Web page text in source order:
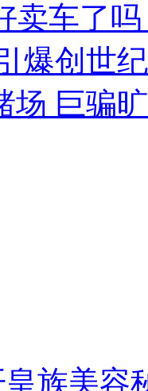
卖车了
爆创世
场 巨骗
族美容